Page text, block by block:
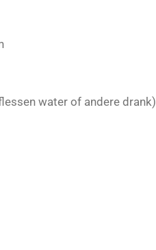
water of andere drank)